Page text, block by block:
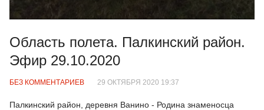
Область полета. Палкинский район.
Эфир 29.10.2020
БЕЗ КОММЕНТАРИЕВ 29 ОКТЯБРЯ 2020 19:37
Палкинский район, деревня Ванино - Родина знаменосца